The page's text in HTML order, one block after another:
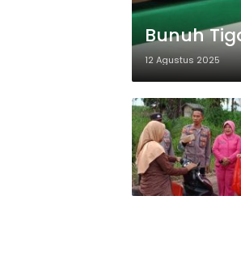
Bunuh
12 Agustus 2025